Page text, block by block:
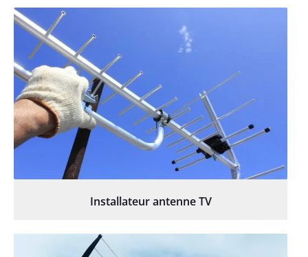
Installateur antenne TV